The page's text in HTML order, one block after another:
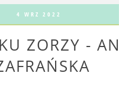
4 WRZ 2022
ZORZY -